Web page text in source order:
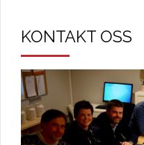
KONTAKT OSS